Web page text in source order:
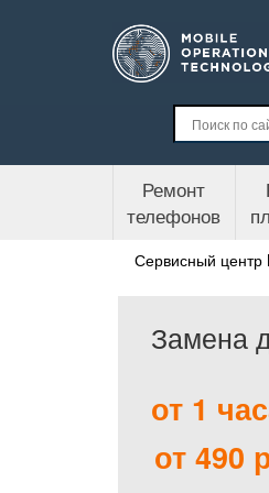
Ремонт
телефонов
Сервисный центр
Замена
от 1
от 490